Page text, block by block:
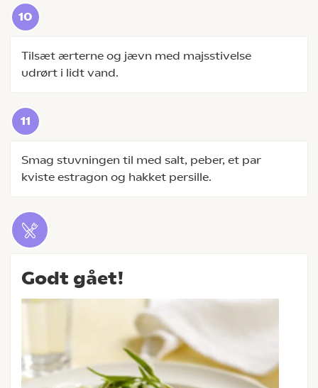
Tilsæt ærterne og jævn med majsstivelse
udrørt i lidt vand.
Smag stuvningen til med salt, peber, et par
kviste estragon og hakket persille.
Godt gået!